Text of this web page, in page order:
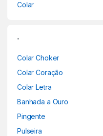
Colar
.
Colar Choker
Colar Coração
Colar Letra
Banhada a Ouro
Pingente
Pulseira